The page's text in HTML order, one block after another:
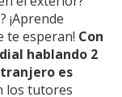
¡Aprende
te esperan! Con
hablando 2
es
los tutores